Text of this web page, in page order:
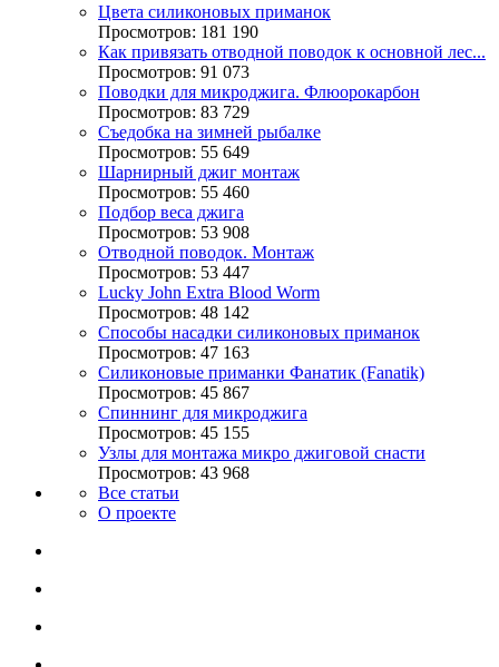
Цвета силиконовых приманок
Просмотров: 181 190
Как привязать отводной поводок к основной лес...
Просмотров: 91 073
Поводки для микроджига. Флюорокарбон
Просмотров: 83 729
Съедобка на зимней рыбалке
Просмотров: 55 649
Шарнирный джиг монтаж
Просмотров: 55 460
Подбор веса джига
Просмотров: 53 908
Отводной поводок. Монтаж
Просмотров: 53 447
Lucky John Extra Blood Worm
Просмотров: 48 142
Способы насадки силиконовых приманок
Просмотров: 47 163
Силиконовые приманки Фанатик (Fanatik)
Просмотров: 45 867
Спиннинг для микроджига
Просмотров: 45 155
Узлы для монтажа микро джиговой снасти
Просмотров: 43 968
Все статьи
О проекте